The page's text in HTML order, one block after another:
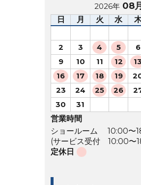
2026年 08月
日 月 火 水
2
3 4 5 6
9
10 11 12 13
16
17 18 19
23
24 25 26
30
31
営業時間
ショールーム 10:00〜
(サービス受付 10:00〜
定休日